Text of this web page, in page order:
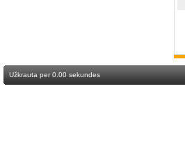
Užkrauta per 0.00 sekundes